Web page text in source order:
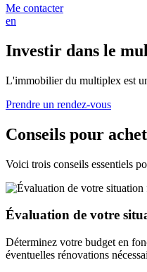
Me contacter
en
Investir dans le
L'immobilier du multiplex est
Prendre un rendez-vous
Conseils pour
Voici trois conseils essentiels
Évaluation de votre
Déterminez votre budget en
éventuelles rénovations